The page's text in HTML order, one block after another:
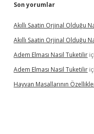
Son yorumlar
Akıllı Saatin Orjinal Olduğu
Akıllı Saatin Orjinal Olduğu
Adem Elması Nasil Tuketilir
Adem Elması Nasil Tuketilir
Hayvan Masallarının